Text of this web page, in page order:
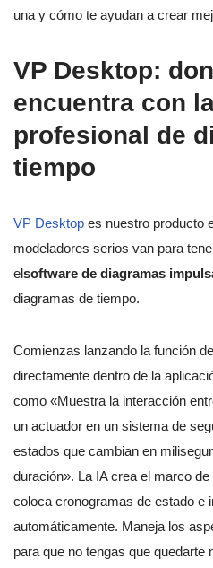
una y cómo te ayudan a crear
VP Desktop:
encuentra con
profesional de
tiempo
VP Desktop es nuestro producto
modeladores serios van para
elsoftware de diagramas
diagramas de tiempo.
Comienzas lanzando la función
directamente dentro de la
como «Muestra la interacción
un actuador en un sistema de
estados que cambian en
duración». La IA crea el marco
coloca cronogramas de estado e
automáticamente. Maneja los
para que no tengas que quedarte